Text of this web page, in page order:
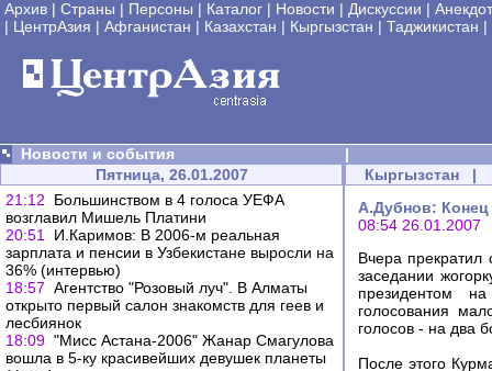
Архив | Страны | Персоны | Каталог | Новости | Дискуссии |
| ЦентрАзия | Афганистан | Казахстан | Кыргызстан | Таджикистан |
Новости и события
|
Пятница, 26.01.2007
21:12
Большинством в 4 голоса УЕФА
возглавил Мишель Платини
20:51
И.Каримов: В 2006-м реальная
зарплата и пенсии в Узбекистане выросли на
36% (интервью)
18:57 Агентство "Розовый луч". В Алматы
открыто первый салон знакомств для геев и
лесбиянок
18:09 "Мисс Астана-2006" Жанар Смагулова
вошла в 5-ку красивейших девушек планеты
Кыргызстан |
А.Дубнов: Конец
08:54 26.01.2007
Вчера прекратил
заседании
президентом
голосования
голосов - на два
После этого